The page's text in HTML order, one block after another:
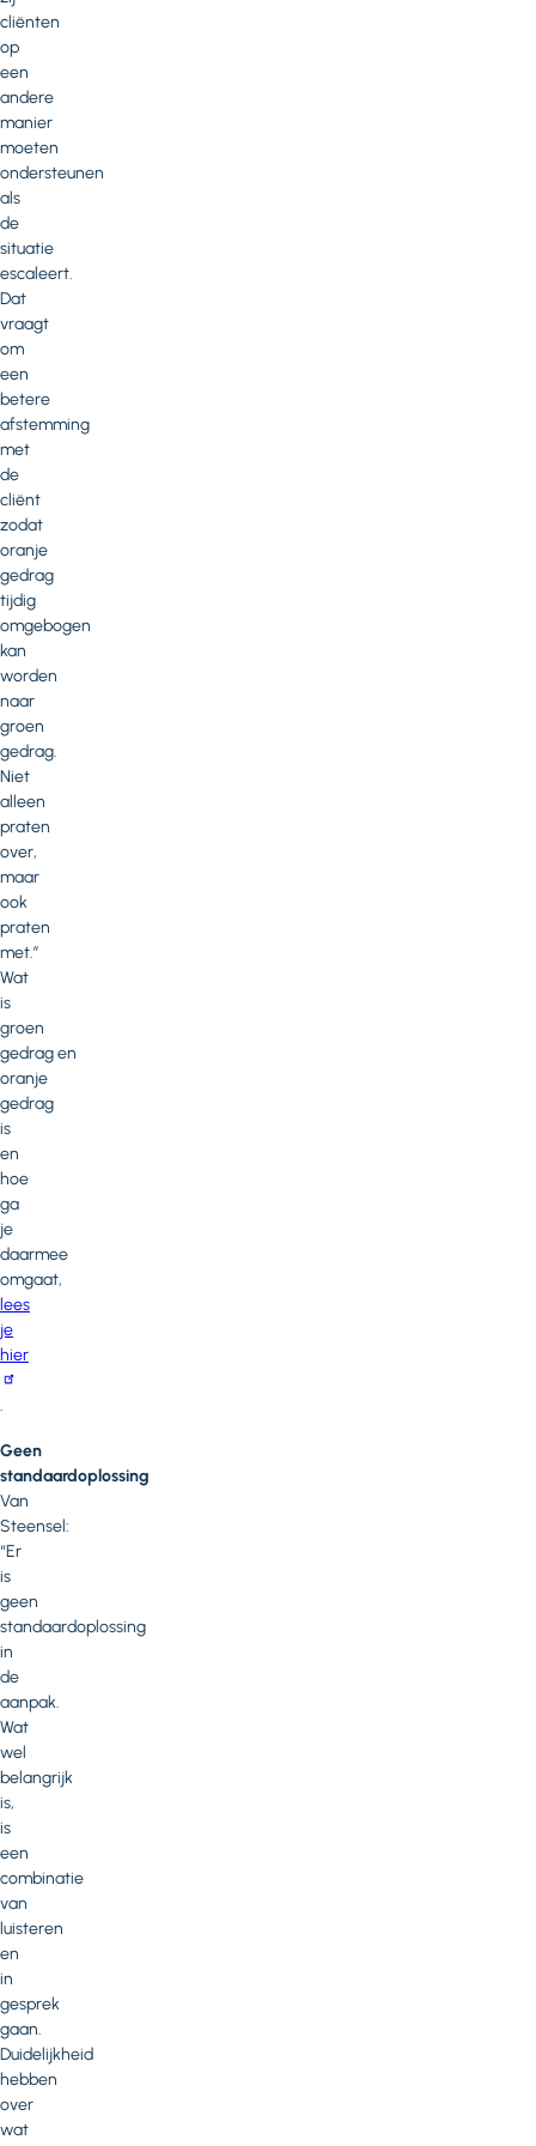
cliënten
op
een
andere
manier
moeten
ondersteunen
als
de
situatie
escaleert.
Dat
vraagt
om
een
betere
afstemming
met
de
cliënt
zodat
oranje
gedrag
tijdig
omgebogen
kan
worden
naar
groen
gedrag.
Niet
alleen
praten
over,
maar
ook
praten
met.”
Wat
is
groen
gedrag en
oranje
gedrag
is
en
hoe
ga
je
daarmee
omgaat,
lees
je
hier
.
Geen
standaardoplossing
Van
Steensel:
“Er
is
geen
standaardoplossing
in
de
aanpak.
Wat
wel
belangrijk
is,
is
een
combinatie
van
luisteren
en
in
gesprek
gaan.
Duidelijkheid
hebben
over
wat